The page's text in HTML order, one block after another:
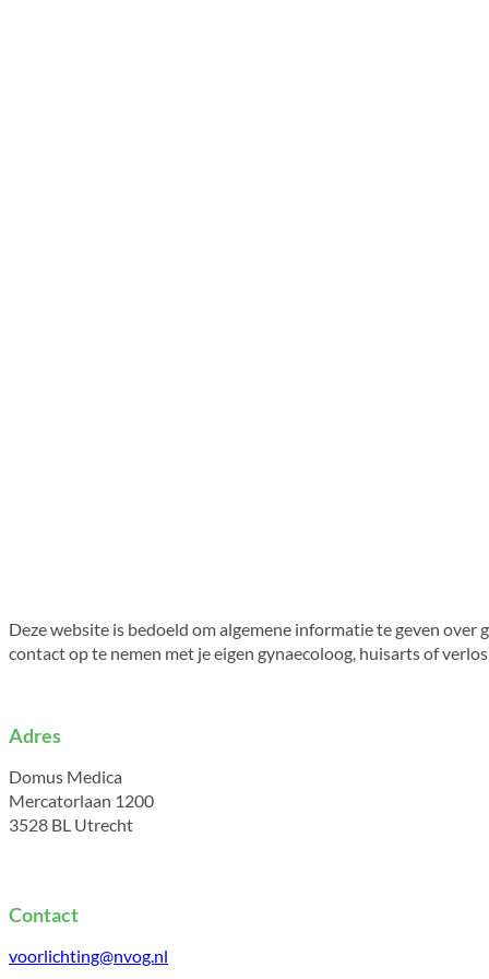
Deze website is bedoeld om algemene informatie te geven
contact op te nemen met je eigen gynaecoloog, huisarts of
Adres
Domus Medica
Mercatorlaan 1200
3528 BL Utrecht
Contact
voorlichting@nvog.nl